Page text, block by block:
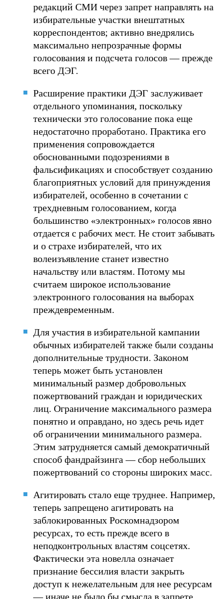
редакций СМИ через запрет направлять на
избирательные участки внештатных
корреспондентов; активно внедрялись
максимально непрозрачные формы
голосования и подсчета голосов — прежде
всего ДЭГ.
Расширение практики ДЭГ заслуживает
отдельного упоминания, поскольку
технически это голосование пока еще
недостаточно проработано. Практика его
применения сопровождается
обоснованными подозрениями в
фальсификациях и способствует созданию
благоприятных условий для принуждения
избирателей, особенно в сочетании с
трехдневным голосованием, когда
большинство «электронных» голосов явно
отдается с рабочих мест. Не стоит забывать
и о страхе избирателей, что их
волеизъявление станет известно
начальству или властям. Потому мы
считаем широкое использование
электронного голосования на выборах
преждевременным.
Для участия в избирательной кампании
обычных избирателей также были созданы
дополнительные трудности. Законом
теперь может быть установлен
минимальный размер добровольных
пожертвований граждан и юридических
лиц. Ограничение максимального размера
понятно и оправдано, но здесь речь идет
об ограничении минимального размера.
Этим затрудняется самый демократичный
способ фандрайзинга — сбор небольших
пожертвований со стороны широких масс.
Агитировать стало еще труднее. Например,
теперь запрещено агитировать на
заблокированных Роскомнадзором
ресурсах, то есть прежде всего в
неподконтрольных властям соцсетях.
Фактически эта новелла означает
признание бессилия власти закрыть
доступ к нежелательным для нее ресурсам
— иначе не было бы смысла в запрете.